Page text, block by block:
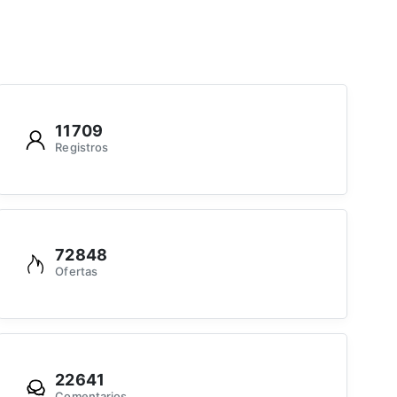
11709
Registros
72848
Ofertas
22641